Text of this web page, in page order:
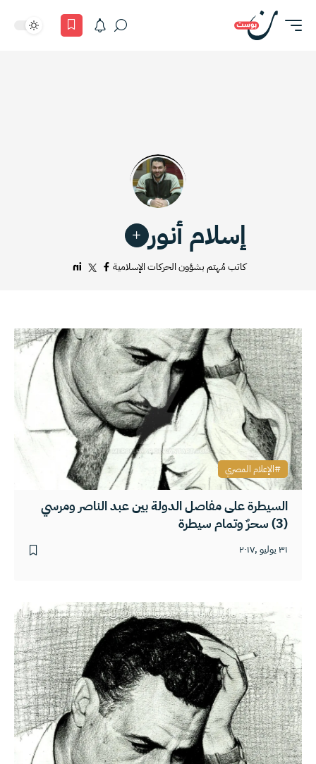
إسلام أنور
كاتب مُهتم بشؤون الحركات الإسلامية
السيطرة على مفاصل الدولة بين عبد الناصر ومرسي
(3) سحرٌ وتمام سيطرة
٣١ يوليو ,٢٠١٧
الإعلام المصري